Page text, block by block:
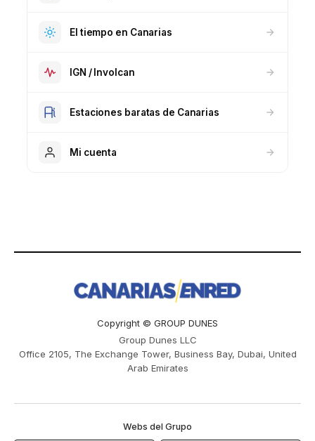
El tiempo en Canarias
IGN / Involcan
Estaciones baratas de Canarias
Mi cuenta
Copyright © GROUP DUNES
Group Dunes LLC
Office 2105, The Exchange Tower, Business Bay, Dubai, United
Arab Emirates
Webs del Grupo